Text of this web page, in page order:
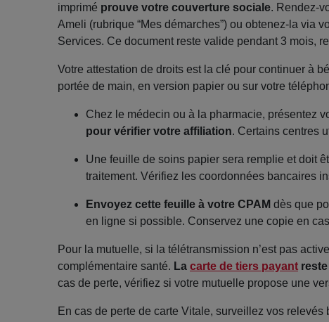
imprimé prouve votre couverture sociale. Rendez-
Ameli (rubrique “Mes démarches”) ou obtenez-la via
Services. Ce document reste valide pendant 3 mois,
Votre attestation de droits est la clé pour continuer à
portée de main, en version papier ou sur votre
Chez le médecin ou à la pharmacie, présentez
pour vérifier votre affiliation. Certains centres
Une feuille de soins papier sera remplie et doit
traitement. Vérifiez les coordonnées bancaires
Envoyez cette feuille à votre CPAM dès que
en ligne si possible. Conservez une copie en
Pour la mutuelle, si la télétransmission n’est pas
complémentaire santé. La carte de tiers payant
cas de perte, vérifiez si votre mutuelle propose une
En cas de perte de carte Vitale, surveillez vos